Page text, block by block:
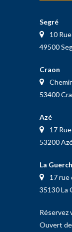
Segré
10
49500
Craon
53400
Azé
17
53200
La
17 rue
35130 La
Réservez
Ouvert